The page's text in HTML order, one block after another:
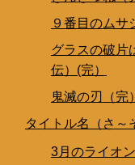
９番目のム
グラスの破片
伝）(完）
鬼滅の刃（完）
タイトル名（さ～
3月のライオン